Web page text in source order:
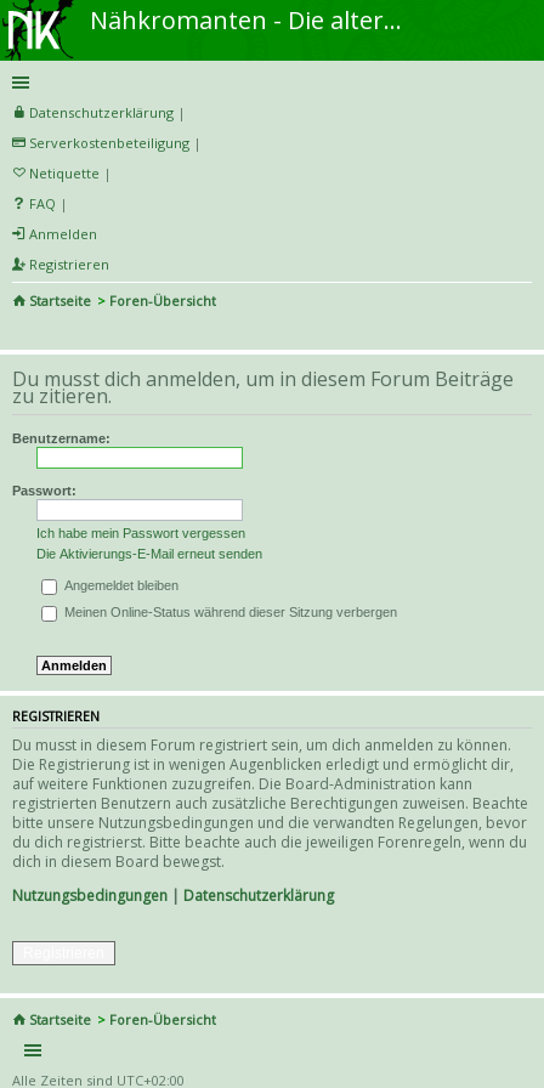
Nähkromanten - Die alternative Näh- und DIY-Community
Datenschutzerklärung |
Serverkostenbeteiligung |
Netiquette |
FAQ |
Anmelden
Registrieren
Startseite
Foren-Übersicht
uc
he
Du musst dich anmelden, um in diesem Forum Beiträge
zu zitieren.
Benutzername:
Passwort:
Ich habe mein Passwort vergessen
Die Aktivierungs-E-Mail erneut senden
Angemeldet bleiben
Meinen Online-Status während dieser Sitzung verbergen
REGISTRIEREN
Du musst in diesem Forum registriert sein, um dich anmelden zu können.
Die Registrierung ist in wenigen Augenblicken erledigt und ermöglicht dir,
auf weitere Funktionen zuzugreifen. Die Board-Administration kann
registrierten Benutzern auch zusätzliche Berechtigungen zuweisen. Beachte
bitte unsere Nutzungsbedingungen und die verwandten Regelungen, bevor
du dich registrierst. Bitte beachte auch die jeweiligen Forenregeln, wenn du
dich in diesem Board bewegst.
Nutzungsbedingungen | Datenschutzerklärung
Startseite Foren-Übersicht
Alle Zeiten sind UTC+02:00